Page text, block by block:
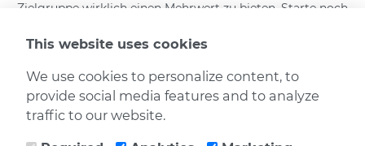
This website uses cookies
We use cookies to personalize content, to
provide social media features and to analyze
traffic to our website.
Zielgruppe wirklich einen Mehrwert zu bieten. Starte noch
Erfolg.
unverbindlich!
Jetzt kostenlos downloaden und die